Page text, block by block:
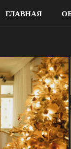
ГЛАВНАЯ